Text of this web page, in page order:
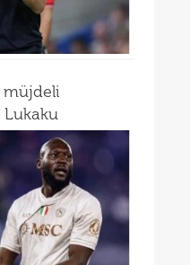
müjdeli